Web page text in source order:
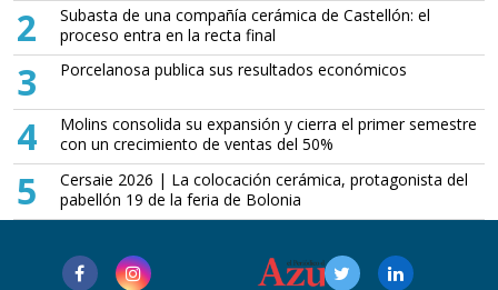
2
Subasta de una compañía cerámica de Castellón: el
proceso entra en la recta final
3 Porcelanosa publica sus resultados económicos
4
Molins consolida su expansión y cierra el primer semestre
con un crecimiento de ventas del 50%
5
Cersaie 2026 | La colocación cerámica, protagonista del
pabellón 19 de la feria de Bolonia